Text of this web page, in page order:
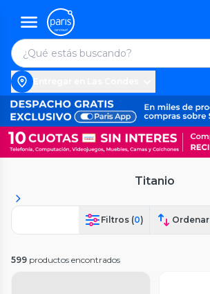
Titanio
Filtros (0) Ordenar
599 productos encontrados